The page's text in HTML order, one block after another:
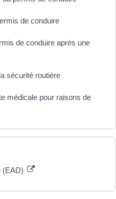
de conduire
de conduire après une
sécurité routière
médicale pour raisons de
(EAD)